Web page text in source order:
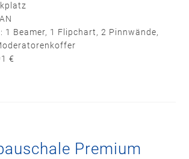
1 Beamer, 1 Flipchart, 2 Pinnwände,
€
Premium